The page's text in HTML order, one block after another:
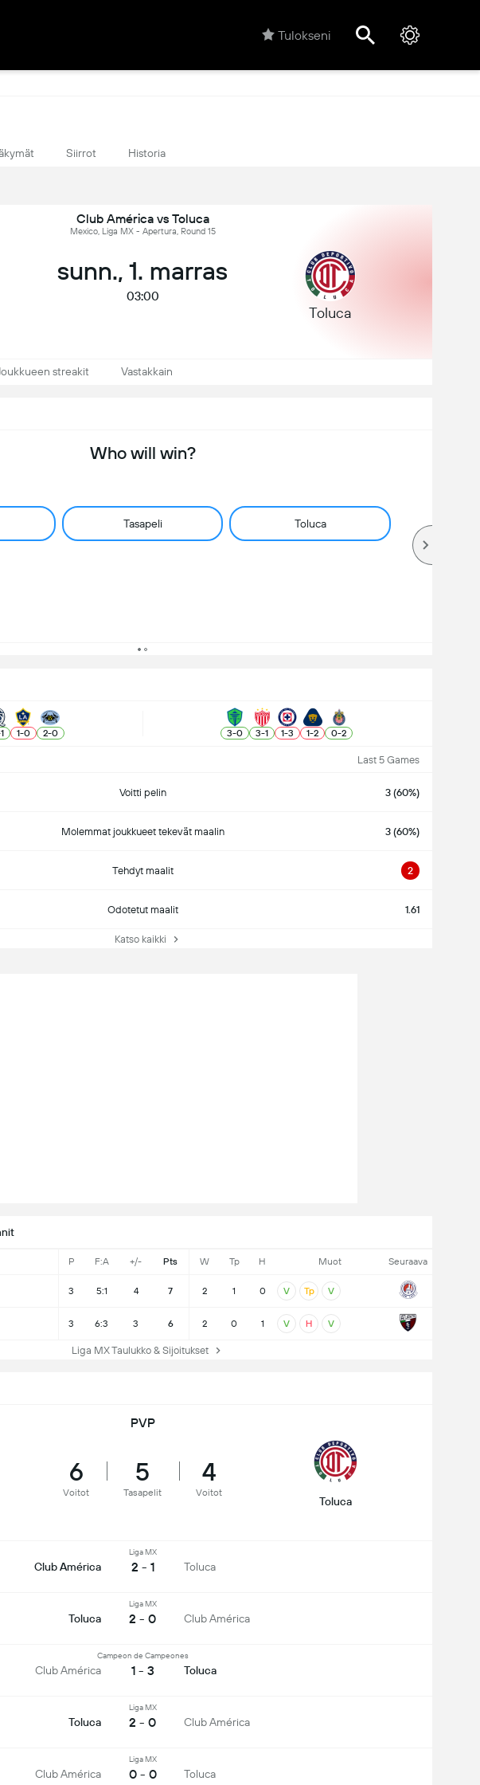
Tulokseni
Siirrot Historia
Club América vs Toluca
Mexico, Liga MX - Apertura, Round 15
sunn., 1. marras
03:00
Toluca
Joukkueen streakit Vastakkain
Who will win?
Tasapeli Toluca
1 1-0 2-0 3-0 3-1 1-3 1-2 0-2
Last 5 Games
Voitti pelin 3 (60%)
Molemmat joukkueet tekevät maalin 3 (60%)
Tehdyt maalit 2
Odotetut maalit 1.61
Katso kaikki
P F:A +/- Pts W Tp H Muot Seuraava
3 5:1 4 7 2 1 0 V Tp V
3 6:3 3 6 2 0 1 V H V
Liga MX Taulukko & Sijoitukset
PVP
6
Voitot
5
Tasapelit
4
Voitot
Toluca
Club América
Liga MX
2 - 1 Toluca
Toluca
Liga MX
2 - 0 Club América
Club América
Campeon de Campeones
1 - 3 Toluca
Toluca
Liga MX
2 - 0 Club América
Club América
Liga MX
0 - 0 Toluca